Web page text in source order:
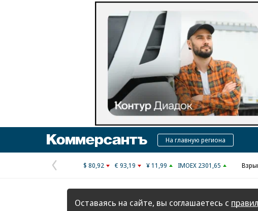
КоммерсантъНа главную региона
Предыдущая
страница
$ 80,92 € 93,19 ¥ 11,99 IMOEX 2301,65
Оставаясь на сайте, вы соглашаетесь с